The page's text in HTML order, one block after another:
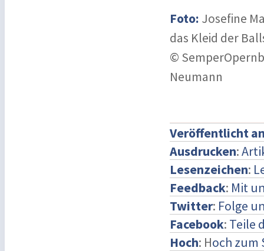
Foto: Josefine
das Kleid der
©
Neumann
Veröffentlicht
Ausdrucken:
Lesenzeichen:
Feedback: Mit
Twitter: Folge
Facebook: Teile
Hoch: Hoch zum